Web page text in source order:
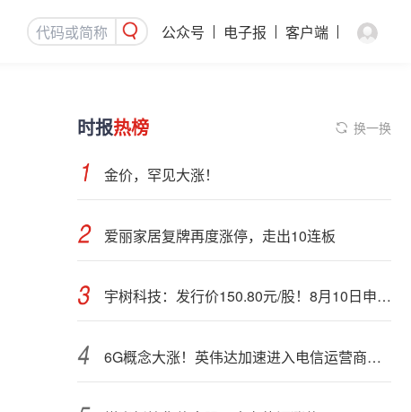
公众号 电子报 客户端
时报热榜 换一换
金价，罕见大涨！
爱丽家居复牌再度涨停，走出10连板
宇树科技：发行价150.80元/股！8月10日申购，DeepSeek参与战略配售
6G概念大涨！英伟达加速进入电信运营商市场？